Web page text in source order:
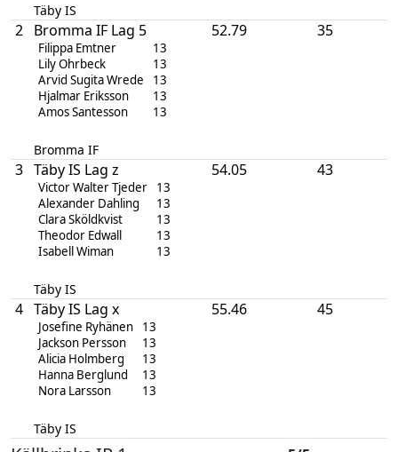
Täby IS
2 Bromma IF Lag 5
Filippa Emtner
13
Lily Ohrbeck
13
Arvid Sugita Wrede
13
Hjalmar Eriksson
13
Amos Santesson
13
Bromma IF
52.79 35
3 Täby IS Lag z
Victor Walter Tjeder
13
Alexander Dahling
13
Clara Sköldkvist
13
Theodor Edwall
13
Isabell Wiman
13
Täby IS
54.05 43
4 Täby IS Lag x
Josefine Ryhänen
13
Jackson Persson
13
Alicia Holmberg
13
Hanna Berglund
13
Nora Larsson
13
Täby IS
55.46 45